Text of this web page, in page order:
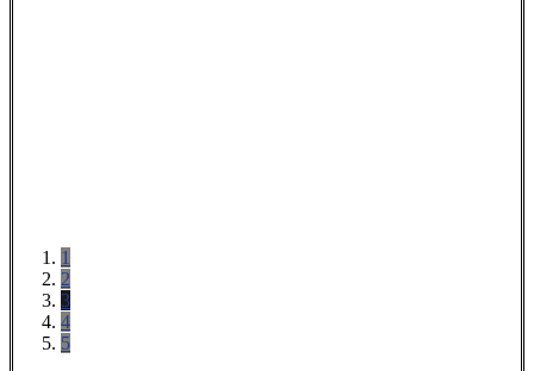
1
2
3
4
5